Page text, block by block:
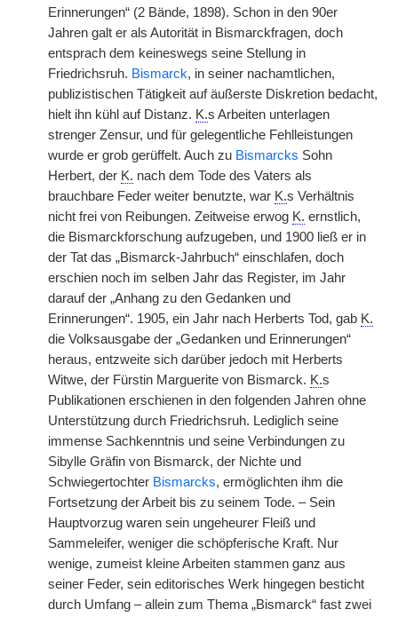
Erinnerungen“ (2 Bände, 1898). Schon in den 90er
Jahren galt er als Autorität in Bismarckfragen, doch
entsprach dem keineswegs seine Stellung in
Friedrichsruh. Bismarck, in seiner nachamtlichen,
publizistischen Tätigkeit auf äußerste Diskretion bedacht,
hielt ihn kühl auf Distanz. K.s Arbeiten unterlagen
strenger Zensur, und für gelegentliche Fehlleistungen
wurde er grob gerüffelt. Auch zu Bismarcks Sohn
Herbert, der K. nach dem Tode des Vaters als
brauchbare Feder weiter benutzte, war K.s Verhältnis
nicht frei von Reibungen. Zeitweise erwog K. ernstlich,
die Bismarckforschung aufzugeben, und 1900 ließ er in
der Tat das „Bismarck-Jahrbuch“ einschlafen, doch
erschien noch im selben Jahr das Register, im Jahr
darauf der „Anhang zu den Gedanken und
Erinnerungen“. 1905, ein Jahr nach Herberts Tod, gab K.
die Volksausgabe der „Gedanken und Erinnerungen“
heraus, entzweite sich darüber jedoch mit Herberts
Witwe, der Fürstin Marguerite von Bismarck. K.s
Publikationen erschienen in den folgenden Jahren ohne
Unterstützung durch Friedrichsruh. Lediglich seine
immense Sachkenntnis und seine Verbindungen zu
Sibylle Gräfin von Bismarck, der Nichte und
Schwiegertochter Bismarcks, ermöglichten ihm die
Fortsetzung der Arbeit bis zu seinem Tode. – Sein
Hauptvorzug waren sein ungeheurer Fleiß und
Sammeleifer, weniger die schöpferische Kraft. Nur
wenige, zumeist kleine Arbeiten stammen ganz aus
seiner Feder, sein editorisches Werk hingegen besticht
durch Umfang – allein zum Thema „Bismarck“ fast zwei